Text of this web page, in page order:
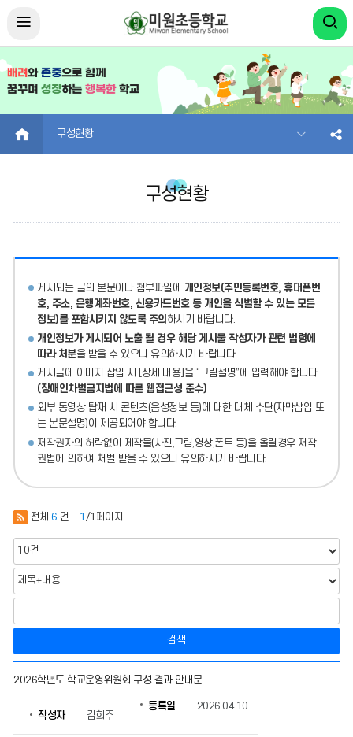
HOME 구성현황
구성현황
게시되는 글의 본문이나 첨부파일에
개인정보(주민등록번호, 휴대폰번
호, 주소, 은행계좌번호, 신용카드번호 등 개인을 식별할 수 있는 모든
정보)를 포함시키지 않도록 주의 하시기 바랍니다.
개인정보가 게시되어 노출 될 경우 해당 게시물 작성자가 관련 법령에
따라 처분을 받을 수 있으니 유의하시기 바랍니다.
게시글에 이미지 삽입 시 [상세 내용]을 “그림설명”에 입력해야 합니다.
(장애인차별금지법에 따른 웹접근성 준수)
외부 동영상 탑재 시 콘텐츠(음성정보 등)에 대한 대체 수단(자막삽입 또
는 본문설명)이 제공되어야 합니다.
저작권자의 허락없이 제작물(사진,그림,영상,폰트 등)을 올릴경우 저작
권법에 의하여 처벌 받을 수 있으니 유의하시기 바랍니다.
전체 6 건 1 /1페이지
검색
성
의
2026학년도 학교운영위원회 구성 결과 안내문
작성자 김희주
등록일 2026.04.10